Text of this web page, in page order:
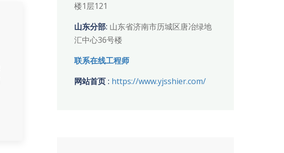
楼1层121
山东分部: 山东省济南市历城区唐冶绿地
汇中心36号楼
联系在线工程师
网站首页 : https://www.yjsshier.com/